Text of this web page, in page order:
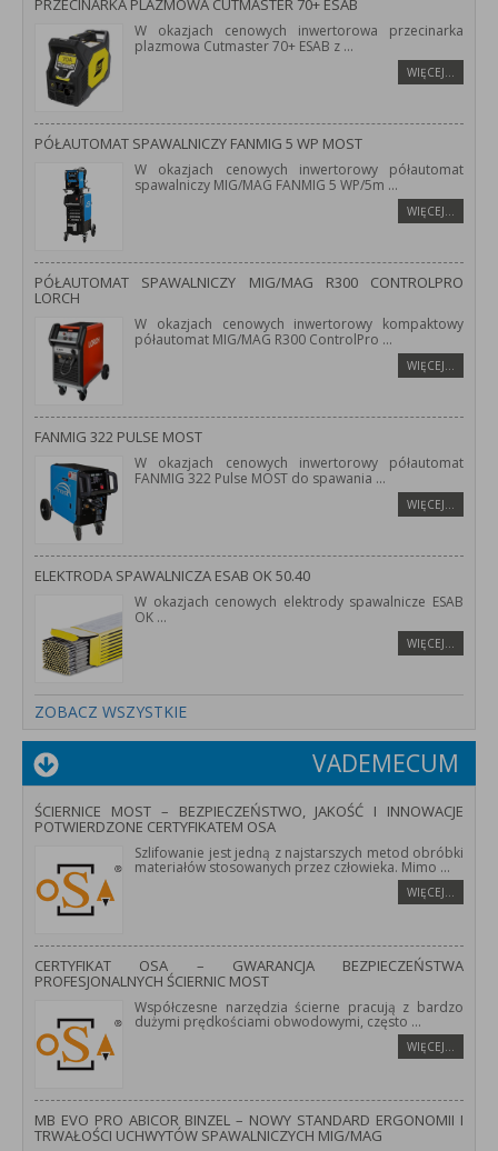
PRZECINARKA PLAZMOWA CUTMASTER 70+ ESAB
W okazjach cenowych inwertorowa przecinarka
plazmowa Cutmaster 70+ ESAB z ...
WIĘCEJ…
PÓŁAUTOMAT SPAWALNICZY FANMIG 5 WP MOST
W okazjach cenowych inwertorowy półautomat
spawalniczy MIG/MAG FANMIG 5 WP/5m ...
WIĘCEJ…
PÓŁAUTOMAT SPAWALNICZY MIG/MAG R300 CONTROLPRO
LORCH
W okazjach cenowych inwertorowy kompaktowy
półautomat MIG/MAG R300 ControlPro ...
WIĘCEJ…
FANMIG 322 PULSE MOST
W okazjach cenowych inwertorowy półautomat
FANMIG 322 Pulse MOST do spawania ...
WIĘCEJ…
ELEKTRODA SPAWALNICZA ESAB OK 50.40
W okazjach cenowych elektrody spawalnicze ESAB
OK ...
WIĘCEJ…
ZOBACZ WSZYSTKIE
VADEMECUM
ŚCIERNICE MOST – BEZPIECZEŃSTWO, JAKOŚĆ I INNOWACJE
POTWIERDZONE CERTYFIKATEM OSA
Szlifowanie jest jedną z najstarszych metod obróbki
materiałów stosowanych przez człowieka. Mimo ...
WIĘCEJ…
CERTYFIKAT OSA – GWARANCJA BEZPIECZEŃSTWA
PROFESJONALNYCH ŚCIERNIC MOST
Współczesne narzędzia ścierne pracują z bardzo
dużymi prędkościami obwodowymi, często ...
WIĘCEJ…
MB EVO PRO ABICOR BINZEL – NOWY STANDARD ERGONOMII I
TRWAŁOŚCI UCHWYTÓW SPAWALNICZYCH MIG/MAG